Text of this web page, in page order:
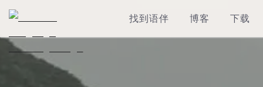
找到语伴 博客 下载